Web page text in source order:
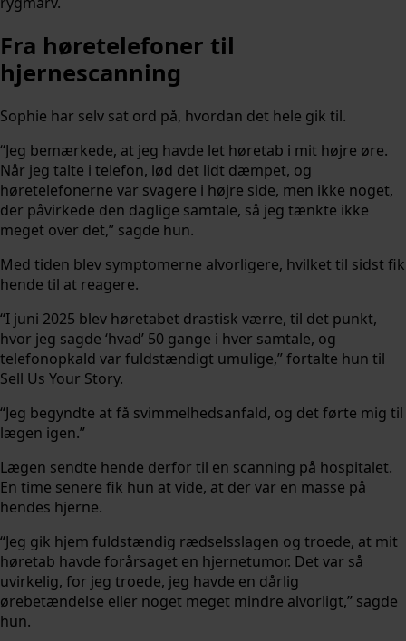
Fra høretelefoner til
hjernescanning
Sophie har selv sat ord på, hvordan det hele gik til.
“Jeg bemærkede, at jeg havde let høretab i mit højre øre.
Når jeg talte i telefon, lød det lidt dæmpet, og
høretelefonerne var svagere i højre side, men ikke noget,
der påvirkede den daglige samtale, så jeg tænkte ikke
meget over det,” sagde hun.
Med tiden blev symptomerne alvorligere, hvilket til sidst fik
hende til at reagere.
“I juni 2025 blev høretabet drastisk værre, til det punkt,
hvor jeg sagde ‘hvad’ 50 gange i hver samtale, og
telefonopkald var fuldstændigt umulige,” fortalte hun til
Sell Us Your Story.
“Jeg begyndte at få svimmelhedsanfald, og det førte mig til
lægen igen.”
Lægen sendte hende derfor til en scanning på hospitalet.
En time senere fik hun at vide, at der var en masse på
hendes hjerne.
“Jeg gik hjem fuldstændig rædselsslagen og troede, at mit
høretab havde forårsaget en hjernetumor. Det var så
uvirkelig, for jeg troede, jeg havde en dårlig
ørebetændelse eller noget meget mindre alvorligt,” sagde
hun.